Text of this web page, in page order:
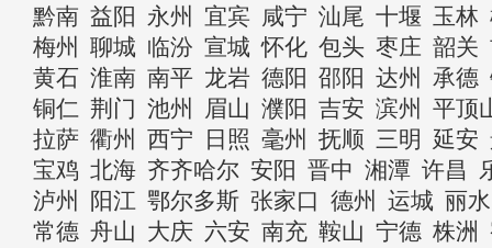
黔南 益阳 永州 宜宾 咸宁 汕尾 十堰 玉林
梅州
聊城 临汾 宣城 怀化 包头 枣庄 韶关
黄石 淮南 南平 龙岩 德阳 邵阳 达州 承德
铜仁 荆门 池州 眉山 濮阳 吉安 滨州
平顶
拉萨 衢州 西宁 日照 毫州 抚顺 三明 延安
宝鸡 北海 齐齐哈尔 安阳 晋中 湘潭 许昌
泸州
阳江 鄂尔多斯 张家口 德州 运城 丽水
常德 舟山 大庆 六安 南充 鞍山 宁德 株洲